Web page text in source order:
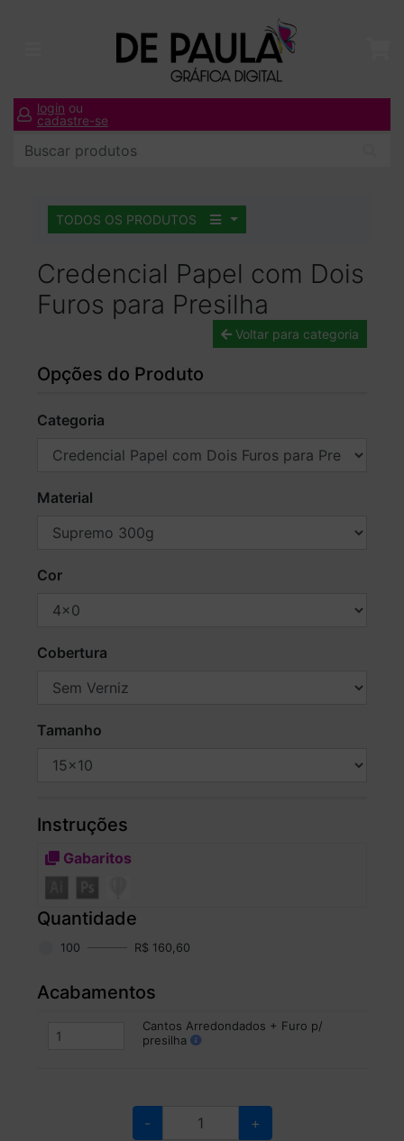
login ou
cadastre-se
TODOS OS PRODUTOS
Credencial Papel com Dois
Furos para Presilha
Voltar para categoria
Opções do Produto
Categoria
Material
Cor
Cobertura
Tamanho
Instruções
Gabaritos
Quantidade
100 R$ 160,60
Acabamentos
Cantos Arredondados + Furo p/
presilha
- +